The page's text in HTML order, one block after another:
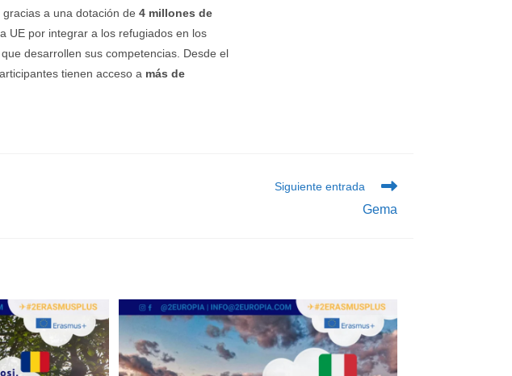
, gracias a una dotación de 4 millones de
UE por integrar a los refugiados en los
desarrollen sus competencias. Desde el
tienen acceso a más de
Siguiente entrada
Gema